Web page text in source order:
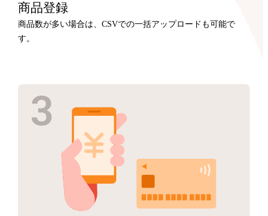
商品登録
商品数が多い場合は、CSVでの一括アップロードも可能で
す。